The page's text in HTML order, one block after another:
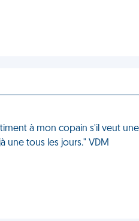
à mon copain s'il veut
une tous les jours." VDM